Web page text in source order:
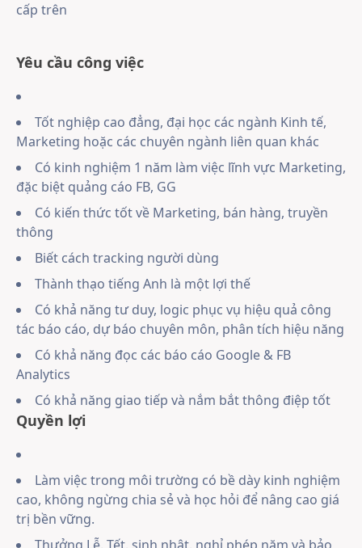
cấp trên
Yêu cầu công việc
Tốt nghiệp cao đẳng, đại học các ngành Kinh tế,
Marketing hoặc các chuyên ngành liên quan khác
Có kinh nghiệm 1 năm làm việc lĩnh vực Marketing,
đặc biệt quảng cáo FB, GG
Có kiến thức tốt về Marketing, bán hàng, truyền
thông
Biết cách tracking người dùng
Thành thạo tiếng Anh là một lợi thế
Có khả năng tư duy, logic phục vụ hiệu quả công
tác báo cáo, dự báo chuyên môn, phân tích hiệu năng
Có khả năng đọc các báo cáo Google & FB
Analytics
Có khả năng giao tiếp và nắm bắt thông điệp tốt
Quyền lợi
Làm việc trong môi trường có bề dày kinh nghiệm
cao, không ngừng chia sẻ và học hỏi để nâng cao giá
trị bền vững.